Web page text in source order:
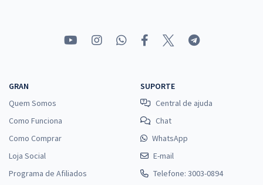
GRAN
Quem Somos
Como Funciona
Como Comprar
Loja Social
Programa de Afiliados
SUPORTE
Central de ajuda
Chat
WhatsApp
E-mail
Telefone: 3003-0894